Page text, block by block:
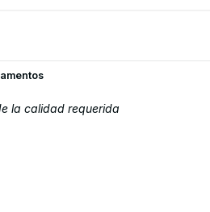
la calidad requerida